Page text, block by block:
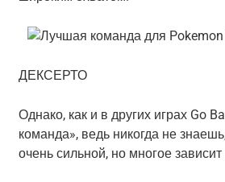
ДЕКСЕРТО
Однако, как и в других играх Go
команда», ведь никогда не
очень сильной, но многое